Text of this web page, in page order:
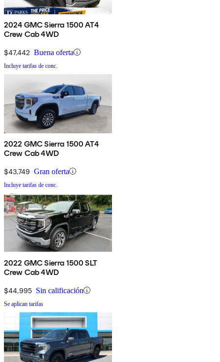
2024 GMC Sierra 1500 AT4
Crew Cab 4WD
$47,442 Buena oferta
Incluye tarifas de conc.
2022 GMC Sierra 1500 AT4
Crew Cab 4WD
$43,749 Gran oferta
Incluye tarifas de conc.
2022 GMC Sierra 1500 SLT
Crew Cab 4WD
$44,995 Sin calificación
Se aplican tarifas